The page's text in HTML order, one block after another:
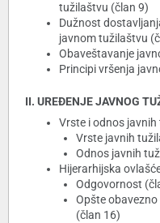
tužilaštvu (član 9)
Dužnost
javnom tužilaštvu
Obaveštavanje
Principi vršenja
II. UREĐENJE JAVNOG
Vrste i odnos
Vrste javnih
Odnos javnih
Hijerarhijska
Odgovornost
Opšte
(član 16)